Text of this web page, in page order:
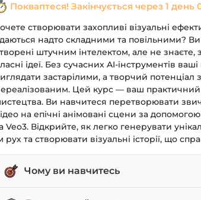
Покваптеся! Закінчується через1 день
створювати захопливі візуальні
надто складними та повільними?
штучним інтелектом, але не знаєте,
ідеї. Без сучасних AI-інструментів
застарілими, а творчий потенціал
Цей курс — ваш практичний
Ви навчитеся перетворювати
на епічні анімовані сцени за
Veo3. Відкрийте, як легко генерувати
рух та створювати візуальні історії, що
Чому ви навчитесь